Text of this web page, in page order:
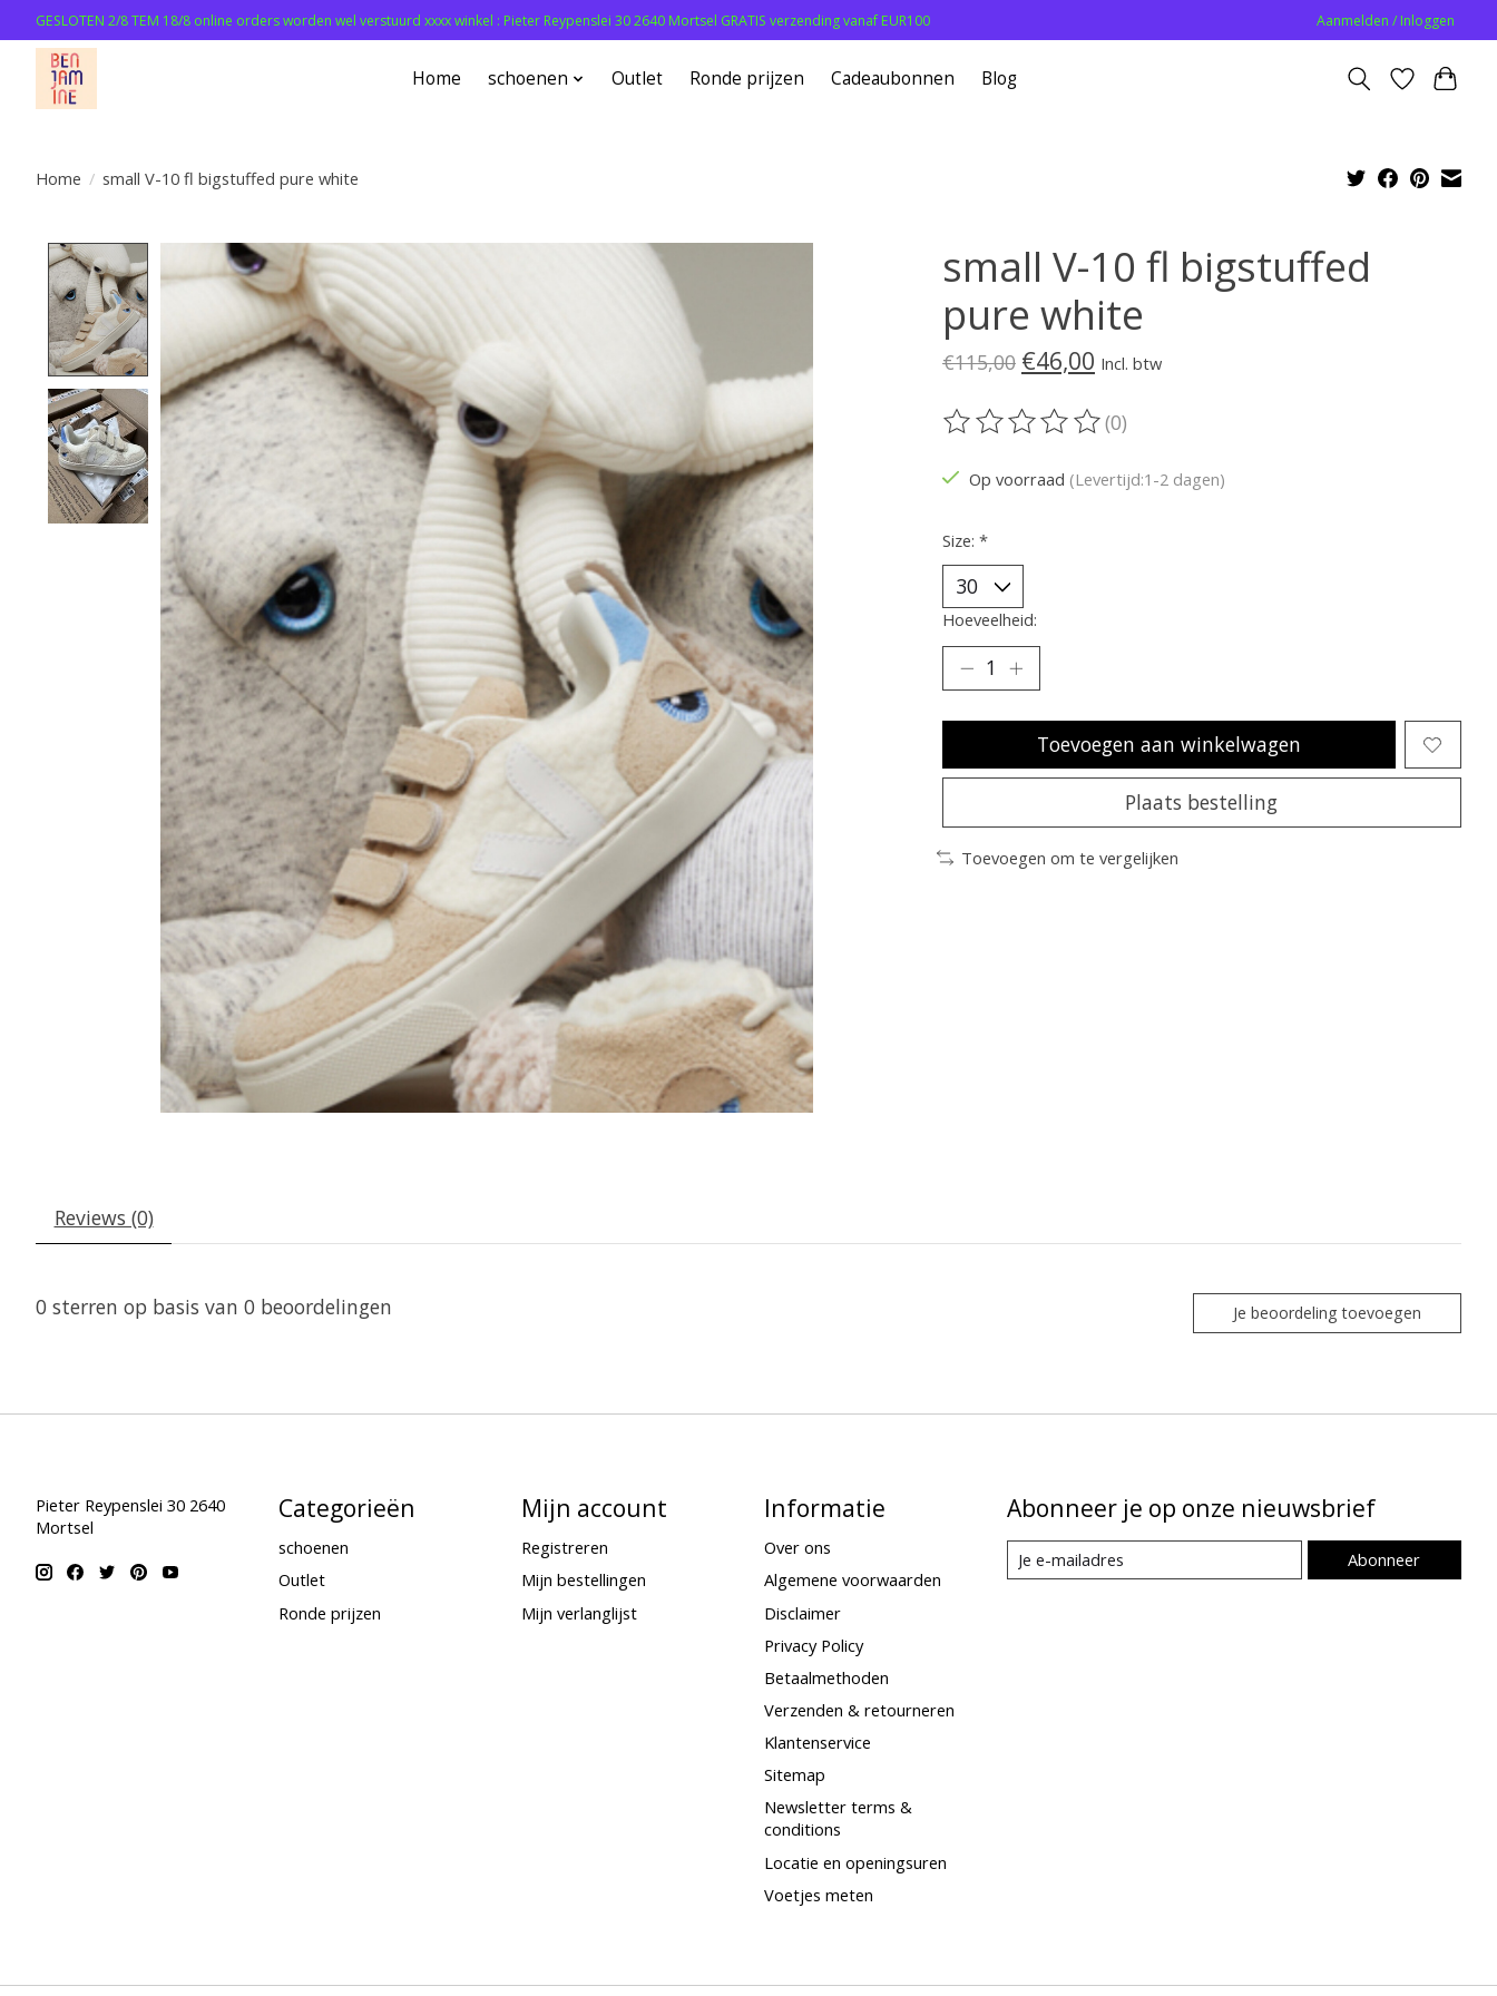
GESLOTEN 2/8 TEM 18/8 online orders worden wel verstuurd xxxx winkel : Pieter Reypenslei 30 2640 Mortsel GRATIS verzending vanaf EUR100 Aanmelden / Inloggen
Home schoenen Outlet Ronde prijzen Cadeaubonnen Blog
Home / small V-10 fl bigstuffed pure white
Product image slideshow Items
small V-10 fl bigstuffed
pure white
€115,00 €46,00 Incl. btw
De beoordeling van dit product is
(0)
Op voorraad (Levertijd:1-2 dagen)
Size: *
Hoeveelheid:
Toevoegen aan winkelwagen
Plaats bestelling
Toevoegen om te vergelijken
Reviews (0)
0 sterren op basis van 0 beoordelingen Je beoordeling toevoegen
Pieter Reypenslei 30 2640
Mortsel
Categorieën
schoenen
Outlet
Ronde prijzen
Mijn account
Registreren
Mijn bestellingen
Mijn verlanglijst
Informatie
Over ons
Algemene voorwaarden
Disclaimer
Privacy Policy
Betaalmethoden
Verzenden & retourneren
Klantenservice
Sitemap
Newsletter terms &
conditions
Locatie en openingsuren
Voetjes meten
Abonneer je op onze nieuwsbrief
Abonneer